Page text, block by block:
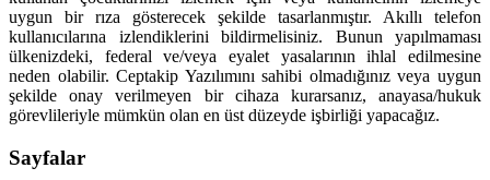
uygun bir rıza gösterecek şekilde tasarlanmıştır. Akıllı telefon
kullanıcılarına izlendiklerini bildirmelisiniz. Bunun yapılmaması
ülkenizdeki, federal ve/veya eyalet yasalarının ihlal edilmesine
neden olabilir. Ceptakip Yazılımını sahibi olmadığınız veya uygun
şekilde onay verilmeyen bir cihaza kurarsanız, anayasa/hukuk
görevlileriyle mümkün olan en üst düzeyde işbirliği yapacağız.
Sayfalar